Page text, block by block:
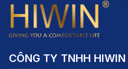
CÔNG TY TNHH HIWIN